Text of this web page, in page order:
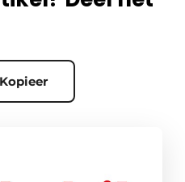
Kopieer